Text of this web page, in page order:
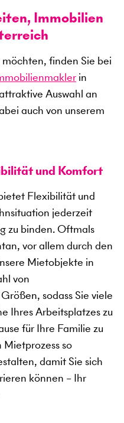
Immobilien
finden Sie bei
in
Auswahl an
auch von unserem
und Komfort
Flexibilität und
jederzeit
zu binden. Oftmals
vor allem durch den
Mietobjekte in
von
sodass Sie viele
Ihres Arbeitsplatzes zu
für Ihre Familie zu
so
damit Sie sich
können – Ihr